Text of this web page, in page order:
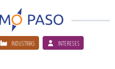
INDUSTRIAS INTERESES